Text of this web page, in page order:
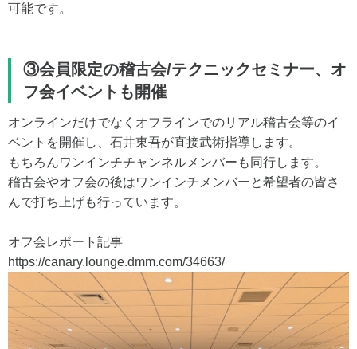
可能です。
③会員限定の稽古会/テクニックセミナー、オ
フ会イベントも開催
オンラインだけでなくオフラインでのリアル稽古会等のイ
ベントを開催し、石井東吾が直接武術指導します。
もちろんワンインチチャンネルメンバーも同行します。
稽古会やオフ会の後はワンインチメンバーと希望者の皆さ
んで打ち上げも行っています。
オフ会レポート記事
https://canary.lounge.dmm.com/34663/